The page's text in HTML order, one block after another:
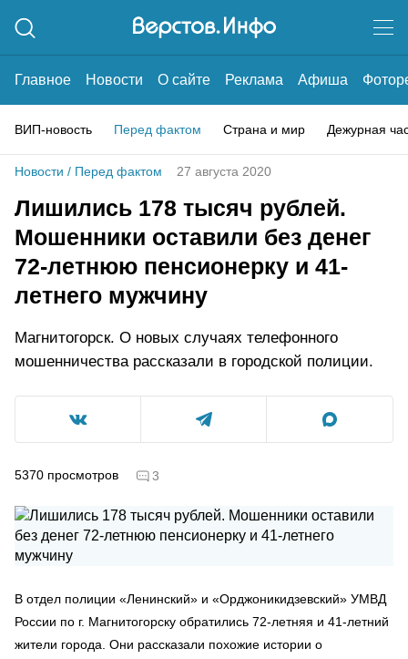
Главное Новости О сайте Реклама Афиша
ВИП-новость Перед фактом Страна и мир Дежурная
Новости / Перед фактом 27 августа 2020
Лишились 178 тысяч рублей.
Мошенники оставили без денег
72-летнюю пенсионерку и 41-
летнего мужчину
Магнитогорск. О новых случаях телефонного
мошенничества рассказали в городской полиции.
5370 просмотров 3
В отдел полиции «Ленинский» и «Орджоникидзевский» УМВД
России по г. Магнитогорску обратились 72-летняя и 41-летний
жители города. Они рассказали похожие истории о